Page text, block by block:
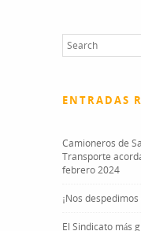
ENTRADAS
Camioneros de
Transporte
febrero 2024
¡Nos
El Sindicato más